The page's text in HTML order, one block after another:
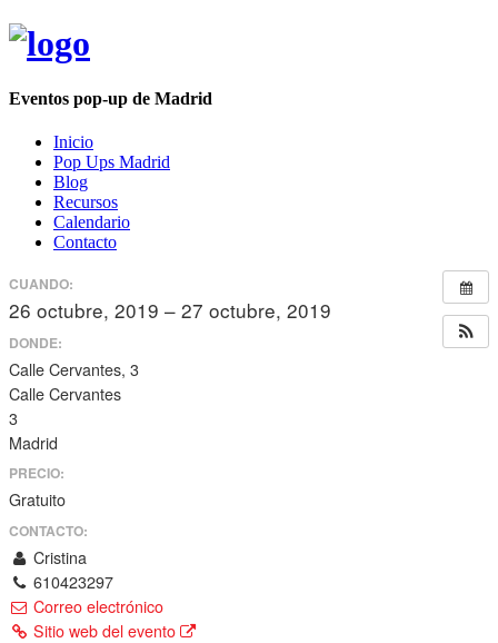
Eventos pop-up de Madrid
Inicio
Pop Ups Madrid
Blog
Recursos
Calendario
Contacto
CUANDO:
26 octubre, 2019 – 27 octubre, 2019
DONDE:
Calle Cervantes, 3
Calle Cervantes
3
Madrid
PRECIO:
Gratuito
CONTACTO:
Cristina
610423297
Correo electrónico
Sitio web del evento